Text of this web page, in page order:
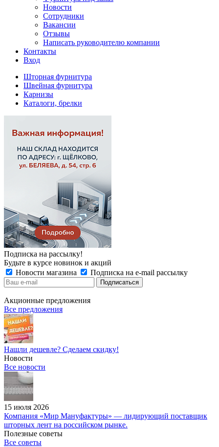
Новости
Сотрудники
Вакансии
Отзывы
Написать руководителю компании
Контакты
Вход
Шторная фурнитура
Швейная фурнитура
Карнизы
Каталоги, брелки
Подписка на рассылку!
Будьте в курсе новинок и акций
Новости магазина
Подписка на e-mail рассылку
Акционные предложения
Все предложения
Нашли дешевле? Сделаем скидку!
Новости
Все новости
15 июля 2026
Компания «Мир Мануфактуры» — лидирующий поставщик
шторных лент на российском рынке.
Полезные советы
Все советы